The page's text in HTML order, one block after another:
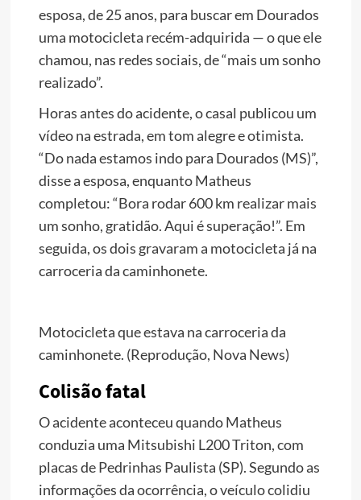
esposa, de 25 anos, para buscar em Dourados
uma motocicleta recém-adquirida — o que ele
chamou, nas redes sociais, de “mais um sonho
realizado”.
Horas antes do acidente, o casal publicou um
vídeo na estrada, em tom alegre e otimista.
“Do nada estamos indo para Dourados (MS)”,
disse a esposa, enquanto Matheus
completou: “Bora rodar 600 km realizar mais
um sonho, gratidão. Aqui é superação!”. Em
seguida, os dois gravaram a motocicleta já na
carroceria da caminhonete.
Motocicleta que estava na carroceria da
caminhonete. (Reprodução, Nova News)
Colisão fatal
O acidente aconteceu quando Matheus
conduzia uma Mitsubishi L200 Triton, com
placas de Pedrinhas Paulista (SP). Segundo as
informações da ocorrência, o veículo colidiu